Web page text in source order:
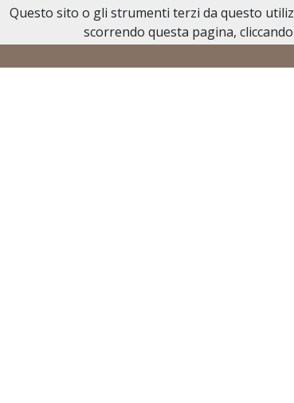
Necrologi Leinì
Questo sito o gli strumenti terzi da questo
scorrendo questa pagina,